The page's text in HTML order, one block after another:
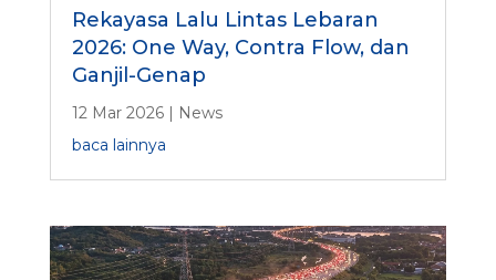
Rekayasa Lalu Lintas Lebaran
2026: One Way, Contra Flow, dan
Ganjil-Genap
12 Mar 2026| News
baca lainnya